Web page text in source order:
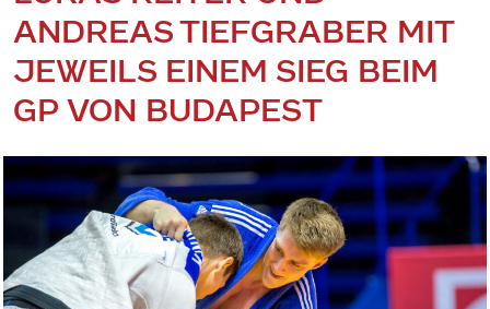
ANDREAS TIEFGRABER MIT
JEWEILS EINEM SIEG BEIM
GP VON BUDAPEST